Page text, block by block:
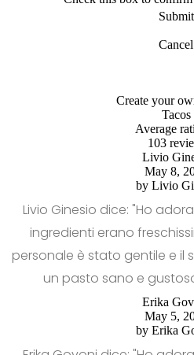
Submit
Cancel
Create your
Tacos
Average
103
Livio
May 8,
by Livio
Livio Ginesio dice: "Ho
ingredienti erano
personale è stato gentile e il
un pasto sano e
Erika
May 5,
by Erika